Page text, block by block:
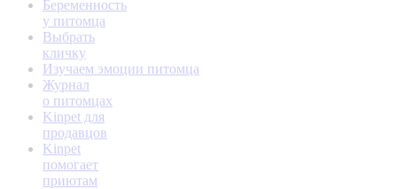
Беременность
у питомца
Выбрать
кличку
Изучаем эмоции питомца
Журнал
о питомцах
Kinpet для
продавцов
Kinpet
помогает
приютам